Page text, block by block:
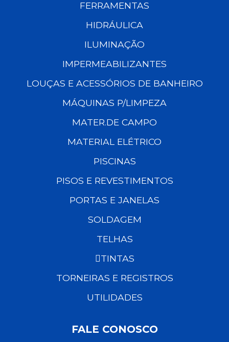
FERRAMENTAS
HIDRÁULICA
ILUMINAÇÃO
IMPERMEABILIZANTES
LOUÇAS E ACESSÓRIOS DE BANHEIRO
MÁQUINAS P/LIMPEZA
MATER.DE CAMPO
MATERIAL ELÉTRICO
PISCINAS
PISOS E REVESTIMENTOS
PORTAS E JANELAS
SOLDAGEM
TELHAS
TINTAS
TORNEIRAS E REGISTROS
UTILIDADES
FALE CONOSCO